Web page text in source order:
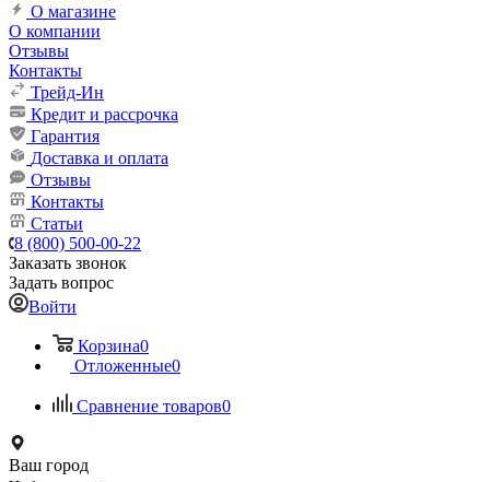
О магазине
О компании
Отзывы
Контакты
Трейд-Ин
Кредит и рассрочка
Гарантия
Доставка и оплата
Отзывы
Контакты
Статьи
8 (800) 500-00-22
Заказать звонок
Задать вопрос
Войти
Корзина0
Отложенные0
Сравнение товаров0
Ваш город